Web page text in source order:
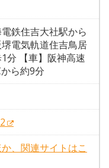
電鉄住吉大社駅から
電気軌道住吉鳥居
分 【車】阪神高速
ら約9分
、関連サイトはこ